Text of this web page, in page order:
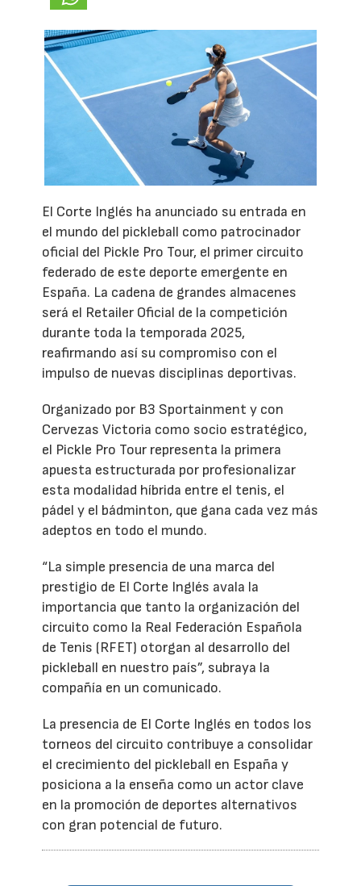
El Corte Inglés ha anunciado su entrada en
el mundo del pickleball como patrocinador
oficial del Pickle Pro Tour, el primer circuito
federado de este deporte emergente en
España. La cadena de grandes almacenes
será el Retailer Oficial de la competición
durante toda la temporada 2025,
reafirmando así su compromiso con el
impulso de nuevas disciplinas deportivas.
Organizado por B3 Sportainment y con
Cervezas Victoria como socio estratégico,
el Pickle Pro Tour representa la primera
apuesta estructurada por profesionalizar
esta modalidad híbrida entre el tenis, el
pádel y el bádminton, que gana cada vez más
adeptos en todo el mundo.
“La simple presencia de una marca del
prestigio de El Corte Inglés avala la
importancia que tanto la organización del
circuito como la Real Federación Española
de Tenis (RFET) otorgan al desarrollo del
pickleball en nuestro país”, subraya la
compañía en un comunicado.
La presencia de El Corte Inglés en todos los
torneos del circuito contribuye a consolidar
el crecimiento del pickleball en España y
posiciona a la enseña como un actor clave
en la promoción de deportes alternativos
con gran potencial de futuro.